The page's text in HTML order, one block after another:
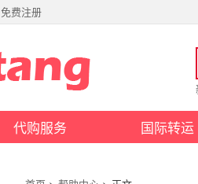
免费注册
代购服务 国际转运